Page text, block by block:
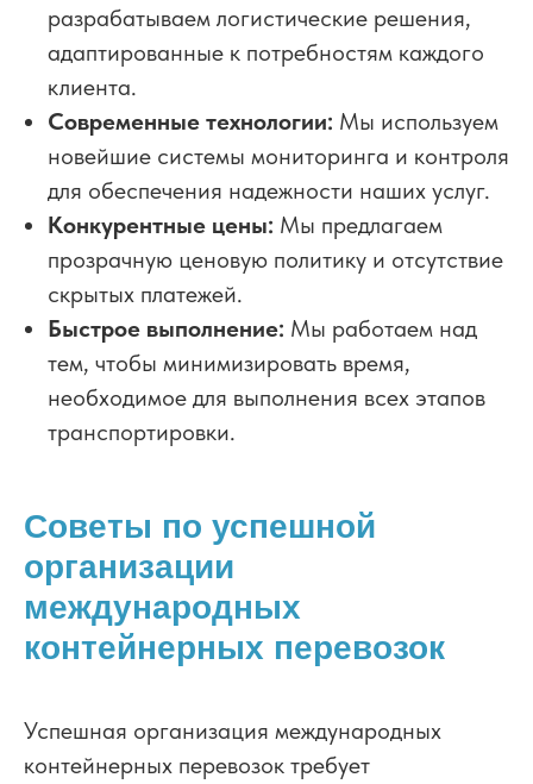
разрабатываем логистические решения,
адаптированные к потребностям каждого
клиента.
Современные технологии: Мы используем
новейшие системы мониторинга и контроля
для обеспечения надежности наших услуг.
Конкурентные цены: Мы предлагаем
прозрачную ценовую политику и отсутствие
скрытых платежей.
Быстрое выполнение: Мы работаем над
тем, чтобы минимизировать время,
необходимое для выполнения всех этапов
транспортировки.
Советы по успешной
организации
международных
контейнерных перевозок
Успешная организация международных
контейнерных перевозок требует